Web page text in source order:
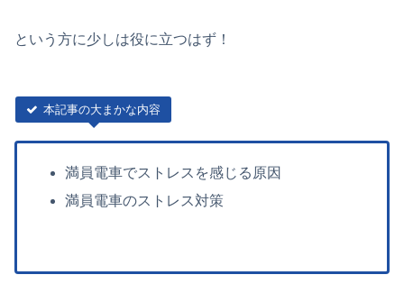
という方に少しは役に立つはず！
本記事の大まかな内容
満員電車でストレスを感じる原因
満員電車のストレス対策